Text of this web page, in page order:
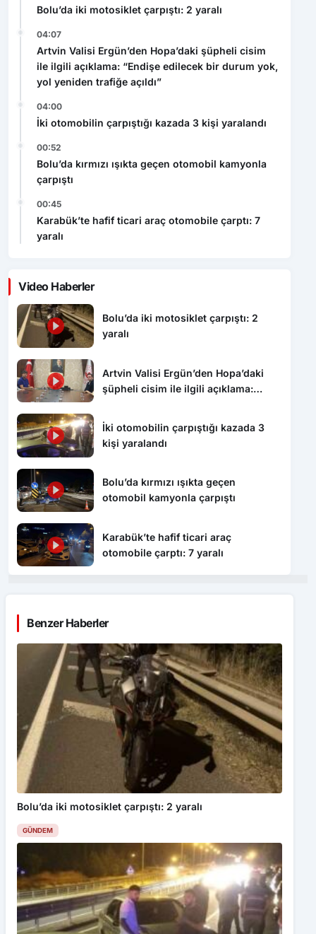
Bolu’da iki motosiklet çarpıştı: 2 yaralı
04:07
Artvin Valisi Ergün’den Hopa’daki şüpheli cisim
ile ilgili açıklama: “Endişe edilecek bir durum yok,
yol yeniden trafiğe açıldı”
04:00
İki otomobilin çarpıştığı kazada 3 kişi yaralandı
00:52
Bolu’da kırmızı ışıkta geçen otomobil kamyonla
çarpıştı
00:45
Karabük’te hafif ticari araç otomobile çarptı: 7
yaralı
Video Haberler
Bolu’da iki motosiklet çarpıştı: 2
yaralı
Artvin Valisi Ergün’den Hopa’daki
şüpheli cisim ile ilgili açıklama:
yeniden trafiğe açıldı”
İki otomobilin çarpıştığı kazada 3
kişi yaralandı
Bolu’da kırmızı ışıkta geçen
otomobil kamyonla çarpıştı
Karabük’te hafif ticari araç
otomobile çarptı: 7 yaralı
Benzer Haberler
Bolu’da iki motosiklet çarpıştı: 2 yaralı
GÜNDEM